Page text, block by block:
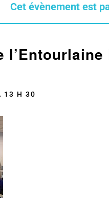
Cet évènement est
13 H 30